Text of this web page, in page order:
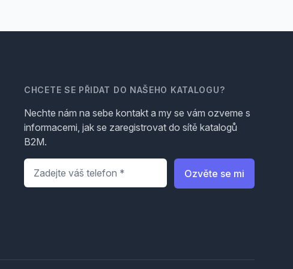
CHCETE SE PŘIDAT DO NAŠEHO KATALOGU?
Nechte nám na sebe kontakt a my se vám ozveme s
informacemi, jak se zaregistrovat do sítě katalogů
B2M.
Telefon
Ozvěte se mi